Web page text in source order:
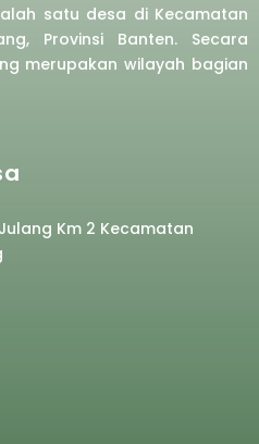
satu desa di Kecamatan
Provinsi Banten. Secara
merupakan wilayah bagian
Km 2 Kecamatan